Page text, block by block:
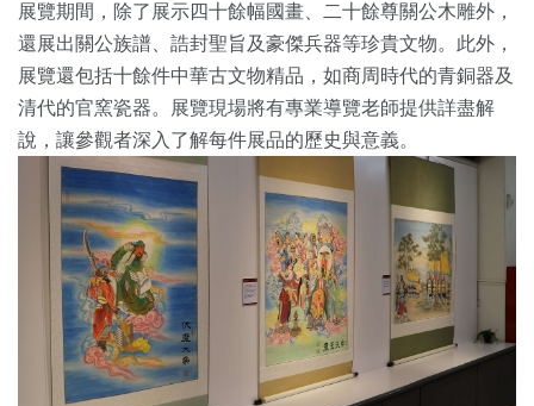
展覽期間，除了展示四十餘幅國畫、二十餘尊關公木雕外，
還展出關公族譜、誥封聖旨及豪傑兵器等珍貴文物。此外，
展覽還包括十餘件中華古文物精品，如商周時代的青銅器及
清代的官窯瓷器。展覽現場將有專業導覽老師提供詳盡解
說，讓參觀者深入了解每件展品的歷史與意義。